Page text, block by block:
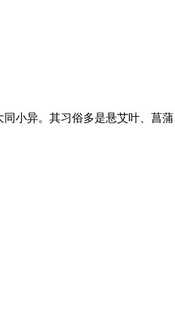
小异。其习俗多是悬艾叶、菖